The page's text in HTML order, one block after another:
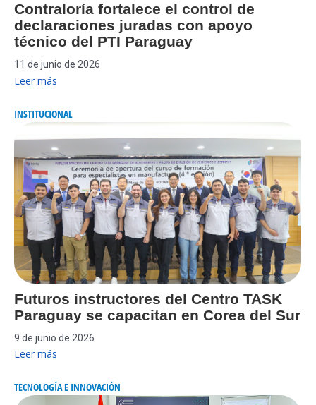
Contraloría fortalece el control de
declaraciones juradas con apoyo
técnico del PTI Paraguay
11 de junio de 2026
Leer más
INSTITUCIONAL
Futuros instructores del Centro TASK
Paraguay se capacitan en Corea del Sur
9 de junio de 2026
Leer más
TECNOLOGÍA E INNOVACIÓN